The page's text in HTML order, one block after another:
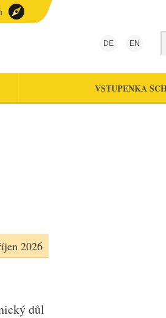
DE EN
VSTUPENKA
2026
důl